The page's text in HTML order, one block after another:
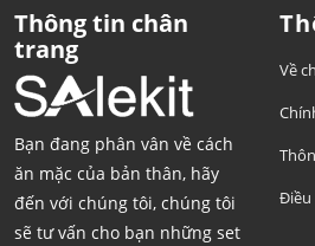
Thông tin chân
trang
Bạn đang phân vân về cách
ăn mặc của bản thân, hãy
đến với chúng tôi, chúng tôi
sẽ tư vấn cho bạn những set
Về
Điều